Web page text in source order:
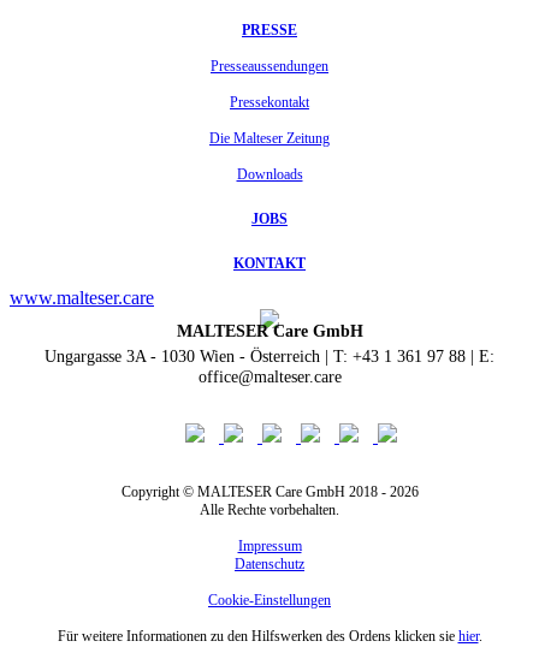
PRESSE
Presseaussendungen
Pressekontakt
Die Malteser Zeitung
Downloads
JOBS
KONTAKT
www.malteser.care
MALTESER Care GmbH
Ungargasse 3A - 1030 Wien - Österreich | T: +43 1 361 97 88 | E:
office@malteser.care
Copyright © MALTESER Care GmbH 2018 - 2026
Alle Rechte vorbehalten.
Impressum
Datenschutz
Cookie-Einstellungen
Für weitere Informationen zu den Hilfswerken des Ordens klicken sie hier.